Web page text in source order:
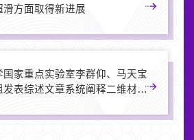
滑方面取得新进展
国家重点实验室李群仰、马天宝
发表综述文章系统阐释二维材料